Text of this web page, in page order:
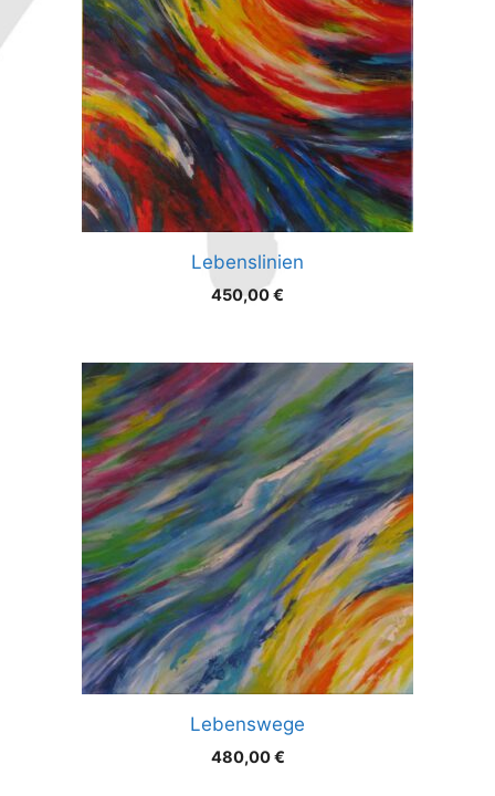
Lebenslinien
450,00€
Lebenswege
480,00€